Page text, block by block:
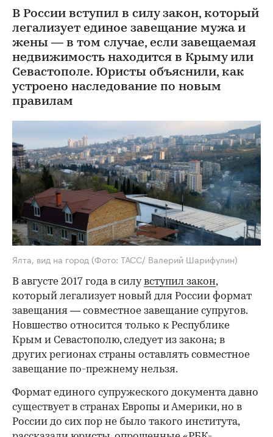
В России вступил в силу закон, который
легализует единое завещание мужа и
жены — в том случае, если завещаемая
недвижимость находится в Крыму или
Севастополе. Юристы объяснили, как
устроено наследование по новым
правилам
Ялта, вид на город (Фото: ТАСС/ Валерий Шарифулин)
В августе 2017 года в силувступил закон,
который легализует новый для России формат
завещания — совместное завещание супругов.
Новшество относится только к Республике
Крым и Севастополю, следует из закона; в
других регионах страны оставлять совместное
завещание по-прежнему нельзя.
Формат единого супружеского документа давно
существует в странах Европы и Америки, но в
России до сих пор не было такого института,